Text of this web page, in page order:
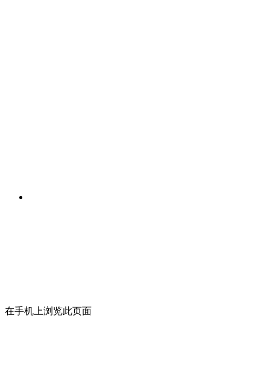
在手机上浏览此页面